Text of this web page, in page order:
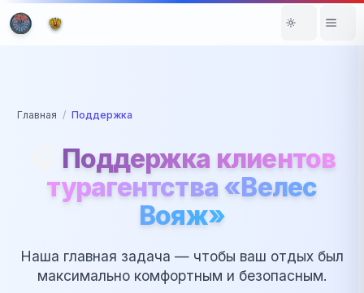
Главная / Поддержка
Поддержка клиентов
турагентства «Велес
Вояж»
Наша главная задача — чтобы ваш отдых был
максимально комфортным и безопасным.